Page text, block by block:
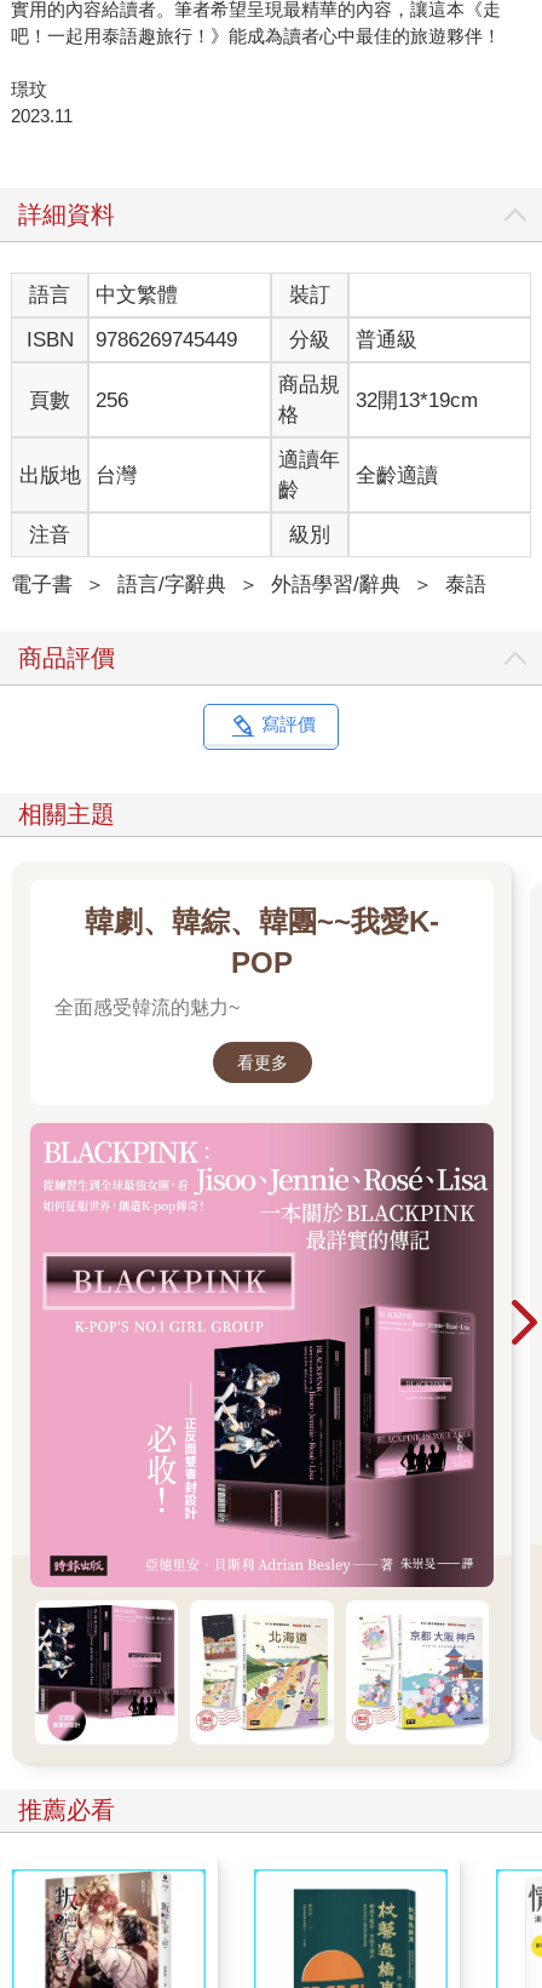
實用的內容給讀者。筆者希望呈現最精華的內容，讓這本《走
吧！一起用泰語趣旅行！》能成為讀者心中最佳的旅遊夥伴！
璟玟
2023.11
詳細資料
語言 中文繁體
裝訂
ISBN
9786269745449 分級 普通級
頁數 256
商品規
格
32開13*19cm
出版地 台灣
適讀年
齡
全齡適讀
注音 級別
電子書 ＞ 語言/字辭典 ＞ 外語學習/辭典 ＞ 泰語
商品評價
寫評價
相關主題
韓劇、韓綜、韓團~~我愛K-
POP
全面感受韓流的魅力~
看更多
推薦必看